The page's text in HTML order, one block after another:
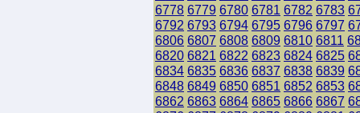
6778 6779 6780 6781 6782 6783
6792 6793 6794 6795 6796 6797
6806 6807 6808 6809 6810 6811
6820 6821 6822 6823 6824 6825
6834 6835 6836 6837 6838 6839
6848 6849 6850 6851 6852 6853
6862 6863 6864 6865 6866 6867